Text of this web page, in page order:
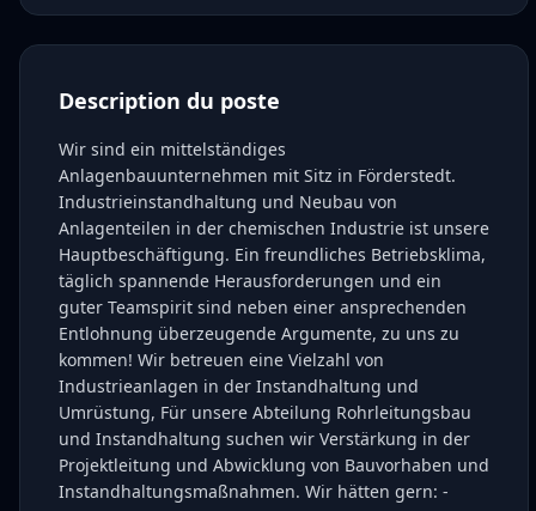
Description du poste
Wir sind ein mittelständiges
Anlagenbauunternehmen mit Sitz in Förderstedt.
Industrieinstandhaltung und Neubau von
Anlagenteilen in der chemischen Industrie ist unsere
Hauptbeschäftigung. Ein freundliches Betriebsklima,
täglich spannende Herausforderungen und ein
guter Teamspirit sind neben einer ansprechenden
Entlohnung überzeugende Argumente, zu uns zu
kommen! Wir betreuen eine Vielzahl von
Industrieanlagen in der Instandhaltung und
Umrüstung, Für unsere Abteilung Rohrleitungsbau
und Instandhaltung suchen wir Verstärkung in der
Projektleitung und Abwicklung von Bauvorhaben und
Instandhaltungsmaßnahmen. Wir hätten gern: -